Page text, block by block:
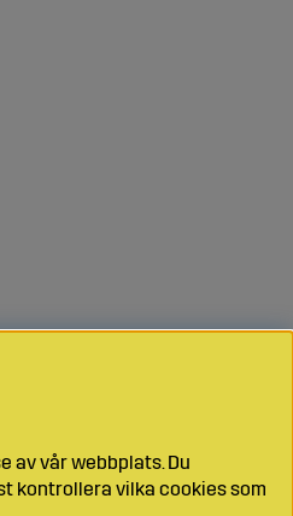
av vår webbplats. Du
kontrollera vilka cookies som